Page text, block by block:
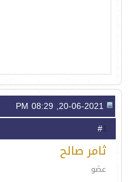
1
ثامر صالح
عضو